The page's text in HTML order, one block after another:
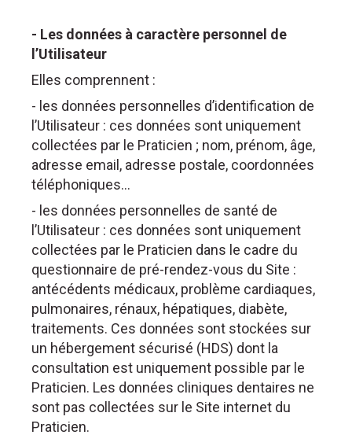
- Les données à caractère personnel de
l’Utilisateur
Elles comprennent :
- les données personnelles d’identification de
l’Utilisateur : ces données sont uniquement
collectées par le Praticien ; nom, prénom, âge,
adresse email, adresse postale, coordonnées
téléphoniques…
- les données personnelles de santé de
l’Utilisateur : ces données sont uniquement
collectées par le Praticien dans le cadre du
questionnaire de pré-rendez-vous du Site :
antécédents médicaux, problème cardiaques,
pulmonaires, rénaux, hépatiques, diabète,
traitements. Ces données sont stockées sur
un hébergement sécurisé (HDS) dont la
consultation est uniquement possible par le
Praticien. Les données cliniques dentaires ne
sont pas collectées sur le Site internet du
Praticien.